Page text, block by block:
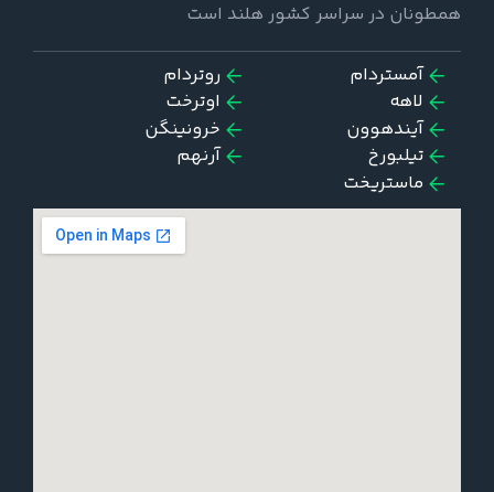
همطونان در سراسر کشور هلند است
آمستردام
روتردام
لاهه
اوترخت
آیندهوون
خرونینگن
تیلبورخ
آرنهم
ماستریخت